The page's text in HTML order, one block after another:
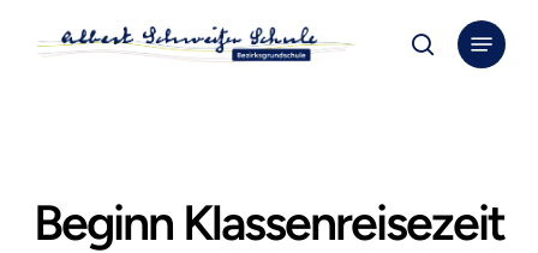
search
Menu
Beginn Klassenreisezeit
Close